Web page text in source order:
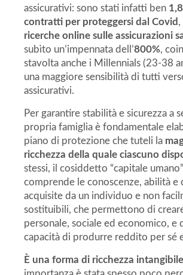
assicurativi: sono stati infatti ben
contratti per proteggersi dal Covid
ricerche online sulle assicurazioni
subìto un’impennata dell’800%,
stavolta anche i Millennials (23-38
una maggiore sensibilità di tutti
assicurativi.
Per garantire stabilità e sicurezza a
propria famiglia è fondamentale
piano di protezione che tuteli la
ricchezza della quale ciascuno
stessi, il cosiddetto “capitale
comprende le conoscenze, abilità e
acquisite da un individuo e non
sostituibili, che permettono di
personale, sociale ed economico, e
capacità di produrre reddito per sé
È una forma di ricchezza intangibile